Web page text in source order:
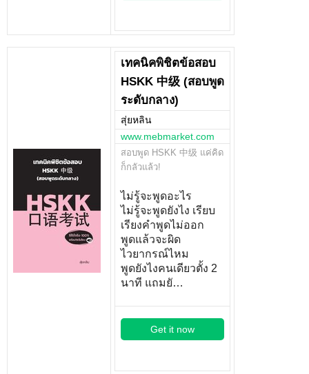
เทคนิคพิชิตข้อสอบ
HSKK 中级 (สอบพูด
ระดับกลาง)
สุ่ยหลิน
www.mebmarket.com
สอบพูด HSKK 中级 แค่คิด
ก็กลัวแล้ว!
ไม่รู้จะพูดอะไร
ไม่รู้จะพูดยังไง เรียบ
เรียงคำพูดไม่ออก
พูดแล้วจะผิด
ไวยากรณ์ไหม
พูดยังไงคนเดียวตั้ง 2
นาที แถมยั…
Get it now